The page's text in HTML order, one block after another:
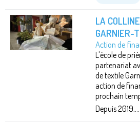
LA
GARNIER-
Action de
L'école de
partenariat
de textile
action de
prochain
Depuis 2019,...